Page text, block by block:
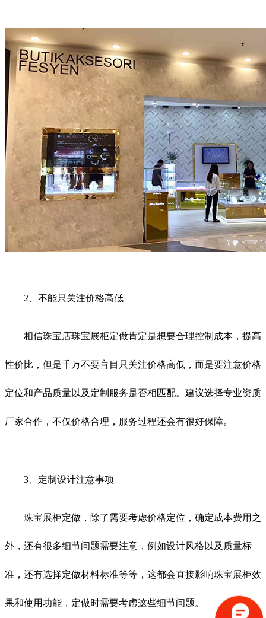
2、不能只关注价格高低
相信珠宝店珠宝展柜定做肯定是想要合理控制成本，提高
性价比，但是千万不要盲目只关注价格高低，而是要注意价格
定位和产品质量以及定制服务是否相匹配。建议选择专业资质
厂家合作，不仅价格合理，服务过程还会有很好保障。
3、定制设计注意事项
珠宝展柜定做，除了需要考虑价格定位，确定成本费用之
外，还有很多细节问题需要注意，例如设计风格以及质量标
准，还有选择定做材料标准等等，这都会直接影响珠宝展柜效
果和使用功能，定做时需要考虑这些细节问题。